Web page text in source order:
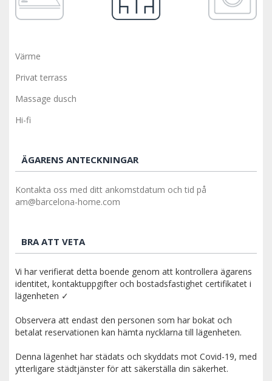
Värme
Privat terrass
Massage dusch
Hi-fi
ÄGARENS ANTECKNINGAR
Kontakta oss med ditt ankomstdatum och tid på
am@barcelona-home.com
BRA ATT VETA
Vi har verifierat detta boende genom att kontrollera ägarens
identitet, kontaktuppgifter och bostadsfastighet certifikatet i
lägenheten ✓
Observera att endast den personen som har bokat och
betalat reservationen kan hämta nycklarna till lägenheten.
Denna lägenhet har städats och skyddats mot Covid-19, med
ytterligare städtjänster för att säkerställa din säkerhet.